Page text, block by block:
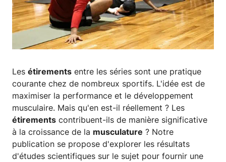
Les étirements entre les séries sont une pratique
courante chez de nombreux sportifs. L'idée est de
maximiser la performance et le développement
musculaire. Mais qu'en est-il réellement ? Les
étirements contribuent-ils de manière significative
à la croissance de la musculature ? Notre
publication se propose d'explorer les résultats
d'études scientifiques sur le sujet pour fournir une